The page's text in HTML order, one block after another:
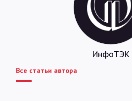
ИнфоТЭК
Все статьи автора